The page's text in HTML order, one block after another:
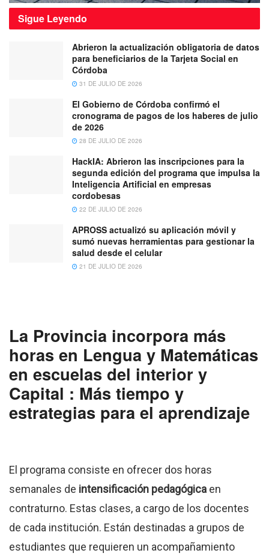
Sigue Leyendo
Abrieron la actualización obligatoria de datos
para beneficiarios de la Tarjeta Social en
Córdoba
31 DE JULIO DE 2026
El Gobierno de Córdoba confirmó el
cronograma de pagos de los haberes de julio
de 2026
28 DE JULIO DE 2026
HackIA: Abrieron las inscripciones para la
segunda edición del programa que impulsa la
Inteligencia Artificial en empresas
cordobesas
22 DE JULIO DE 2026
APROSS actualizó su aplicación móvil y
sumó nuevas herramientas para gestionar la
salud desde el celular
21 DE JULIO DE 2026
La Provincia incorpora más
horas en Lengua y Matemáticas
en escuelas del interior y
Capital : Más tiempo y
estrategias para el aprendizaje
El programa consiste en ofrecer dos horas
semanales de intensificación pedagógica en
contraturno. Estas clases, a cargo de los docentes
de cada institución. Están destinadas a grupos de
estudiantes que requieren un acompañamiento